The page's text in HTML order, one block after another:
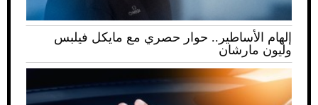
إلهام الأساطير.. حوار حصري مع مايكل فيلبس
وليون مارشان